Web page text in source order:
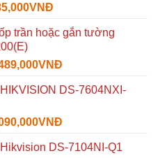
VNĐGiá
tại
935,000VNĐ.
trần hoặc gắn tường
VNĐGiá
tại
1,489,000VNĐ.
DS-7604NXI-
VNĐGiá
tại
DS-7104NI-Q1